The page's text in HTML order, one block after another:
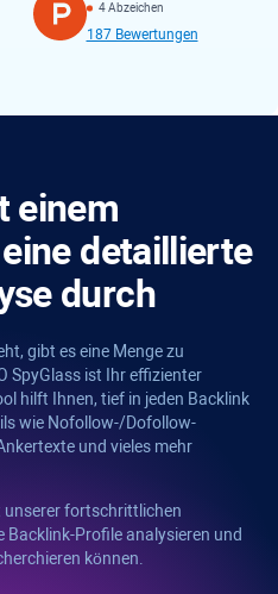
4 Abzeichen
187 Bewertungen
einem
detaillierte
durch
gibt es eine Menge zu
SpyGlass ist Ihr effizienter
hilft Ihnen, tief in jeden Backlink
wie Nofollow-/Dofollow-
und vieles mehr
unserer fortschrittlichen
Backlink-Profile analysieren und
können.